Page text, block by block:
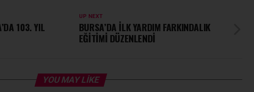
UP NEXT
BURSA’DA İLK YARDIM FARKINDALIK
EĞİTİMİ DÜZENLENDİ
103. YIL
YOU MAY LIKE